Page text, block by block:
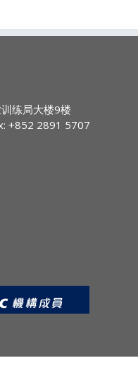
。
申请须透过职业
报名资料及已缴
、或有效的来港
3
3
3
练局大楼9楼
+852 2891 5707